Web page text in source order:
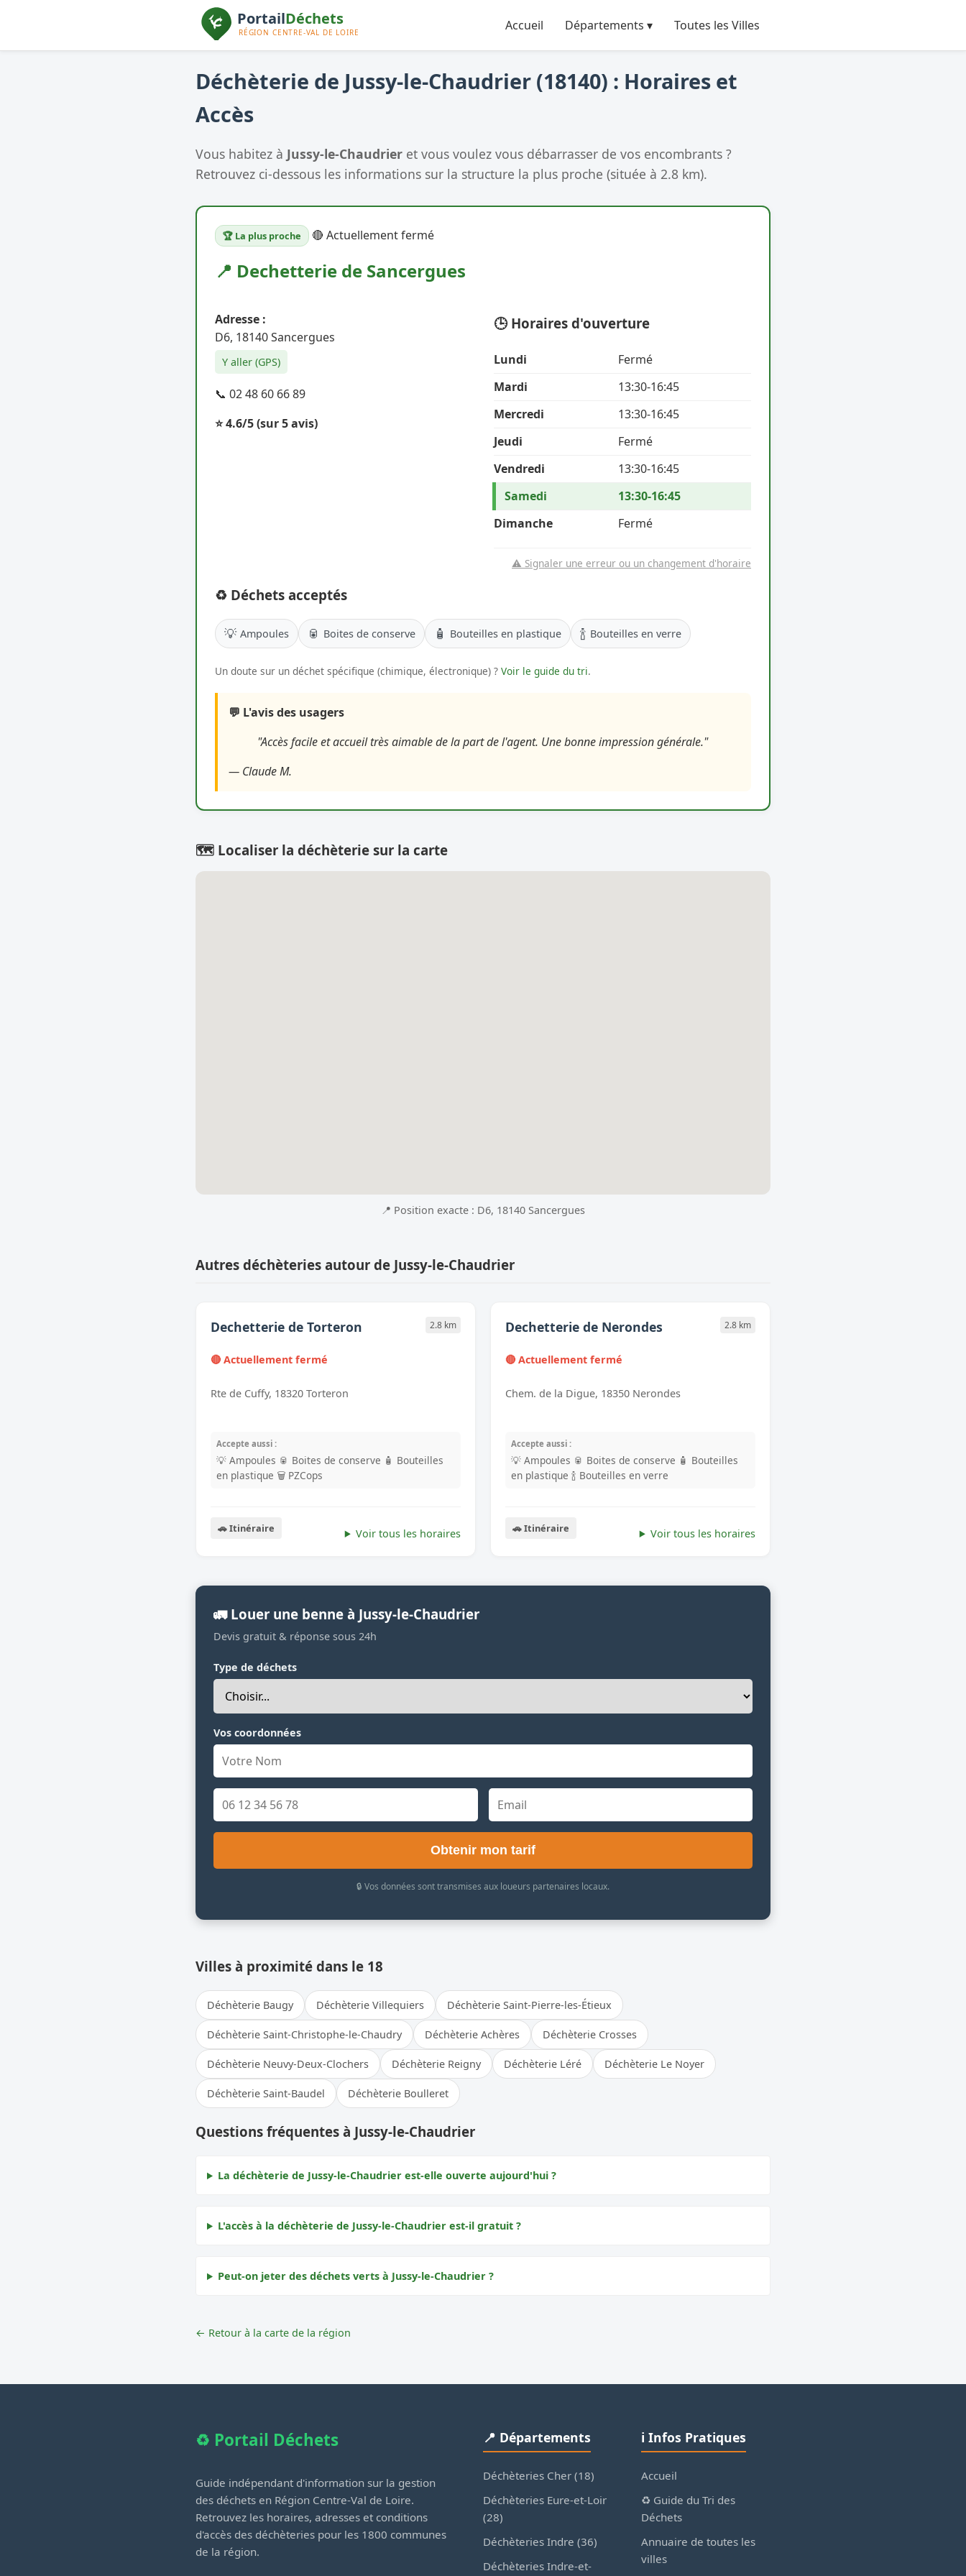
Accueil Départements ▾ Toutes les Villes
Déchèterie de Jussy-le-Chaudrier (18140) : Horaires et
Accès
Vous habitez à Jussy-le-Chaudrier et vous voulez vous débarrasser de vos encombrants ?
Retrouvez ci-dessous les informations sur la structure la plus proche (située à 2.8 km).
🏆 La plus proche 🔴 Actuellement fermé
📍 Dechetterie de Sancergues
Adresse :
D6, 18140 Sancergues
Y aller (GPS)
📞 02 48 60 66 89
⭐ 4.6/5(sur 5 avis)
🕒 Horaires d'ouverture
Lundi
Fermé
Mardi
13:30-16:45
Mercredi
13:30-16:45
Jeudi
Fermé
Vendredi
13:30-16:45
Samedi
13:30-16:45
Dimanche
Fermé
⚠️ Signaler une erreur ou un changement d'horaire
♻️ Déchets acceptés
💡 Ampoules 🥫 Boites de conserve 🧴 Bouteilles en plastique 🍾 Bouteilles en verre
Un doute sur un déchet spécifique (chimique, électronique) ? Voir le guide du tri.
💬 L'avis des usagers
"Accès facile et accueil très aimable de la part de l'agent. Une bonne impression générale."
— Claude M.
🗺️ Localiser la déchèterie sur la carte
📍 Position exacte : D6, 18140 Sancergues
Autres déchèteries autour de Jussy-le-Chaudrier
Dechetterie de Torteron 2.8 km
🔴 Actuellement fermé
Rte de Cuffy, 18320 Torteron
Accepte aussi :
💡 Ampoules 🥫 Boites de conserve 🧴 Bouteilles
en plastique 🗑️ PZCops
🚗 Itinéraire Voir tous les horaires
Dechetterie de Nerondes 2.8 km
🔴 Actuellement fermé
Chem. de la Digue, 18350 Nerondes
Accepte aussi :
💡 Ampoules 🥫 Boites de conserve 🧴 Bouteilles
en plastique 🍾 Bouteilles en verre
🚗 Itinéraire Voir tous les horaires
🚛 Louer une benne à Jussy-le-Chaudrier
Devis gratuit & réponse sous 24h
Type de déchets
Vos coordonnées
Obtenir mon tarif
🔒 Vos données sont transmises aux loueurs partenaires locaux.
Villes à proximité dans le 18
Déchèterie Baugy Déchèterie Villequiers Déchèterie Saint-Pierre-les-Étieux
Déchèterie Saint-Christophe-le-Chaudry Déchèterie Achères Déchèterie Crosses
Déchèterie Neuvy-Deux-Clochers Déchèterie Reigny Déchèterie Léré Déchèterie Le Noyer
Déchèterie Saint-Baudel Déchèterie Boulleret
Questions fréquentes à Jussy-le-Chaudrier
La déchèterie de Jussy-le-Chaudrier est-elle ouverte aujourd'hui ?
L'accès à la déchèterie de Jussy-le-Chaudrier est-il gratuit ?
Peut-on jeter des déchets verts à Jussy-le-Chaudrier ?
← Retour à la carte de la région
♻️ Portail Déchets
Guide indépendant d'information sur la gestion
des déchets en Région Centre-Val de Loire.
Retrouvez les horaires, adresses et conditions
d'accès des déchèteries pour les 1800 communes
de la région.
📍 Départements
Déchèteries Cher (18)
Déchèteries Eure-et-Loir
(28)
Déchèteries Indre (36)
Déchèteries Indre-et-
ℹ️ Infos Pratiques
Accueil
♻️ Guide du Tri des
Déchets
Annuaire de toutes les
villes